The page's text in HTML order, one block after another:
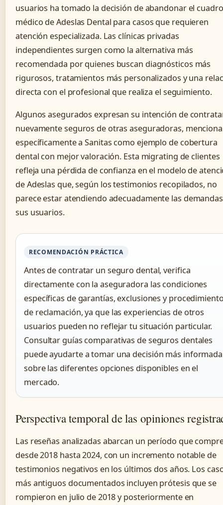
usuarios ha tomado la decisión de abandonar el cuadro
médico de Adeslas Dental para casos que requieren
atención especializada. Las clínicas privadas
independientes surgen como la alternativa más
recomendada por quienes buscan diagnósticos más
rigurosos, tratamientos más personalizados y una
directa con el profesional que realiza el seguimiento.
Algunos asegurados expresan su intención de
nuevamente seguros de otras aseguradoras,
específicamente a Sanitas como ejemplo de cobertura
dental con mejor valoración. Esta migrating de clientes
refleja una pérdida de confianza en el modelo de
de Adeslas que, según los testimonios recopilados, no
parece estar atendiendo adecuadamente las
sus usuarios.
RECOMENDACIÓN PRÁCTICA
Antes de contratar un seguro dental, verifica
directamente con la aseguradora las condiciones
específicas de garantías, exclusiones y
de reclamación, ya que las experiencias de otros
usuarios pueden no reflejar tu situación particular.
Consultar guías comparativas de seguros dentales
puede ayudarte a tomar una decisión más informada
sobre las diferentes opciones disponibles en el
mercado.
Perspectiva temporal de las opiniones
Las reseñas analizadas abarcan un período que
desde 2018 hasta 2024, con un incremento notable de
testimonios negativos en los últimos dos años. Los
más antiguos documentados incluyen prótesis que se
rompieron en julio de 2018 y posteriormente en